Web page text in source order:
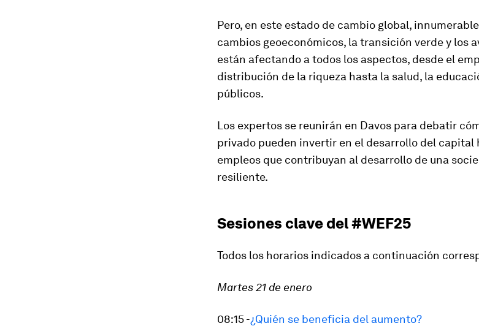
Pero, en este estado de cambio global,
cambios geoeconómicos, la transición verde y los
están afectando a todos los aspectos, desde el
distribución de la riqueza hasta la salud, la
públicos.
Los expertos se reunirán en Davos para debatir
privado pueden invertir en el desarrollo del capital
empleos que contribuyan al desarrollo de una
resiliente.
Sesiones clave del #WEF25
Todos los horarios indicados a continuación
Martes 21 de enero
08:15 -¿Quién se beneficia del aumento?